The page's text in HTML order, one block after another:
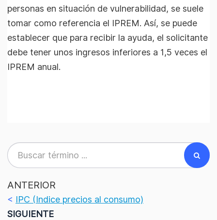
personas en situación de vulnerabilidad, se suele
tomar como referencia el IPREM. Así, se puede
establecer que para recibir la ayuda, el solicitante
debe tener unos ingresos inferiores a 1,5 veces el
IPREM anual.
ANTERIOR
< IPC (Indice precios al consumo)
SIGUIENTE